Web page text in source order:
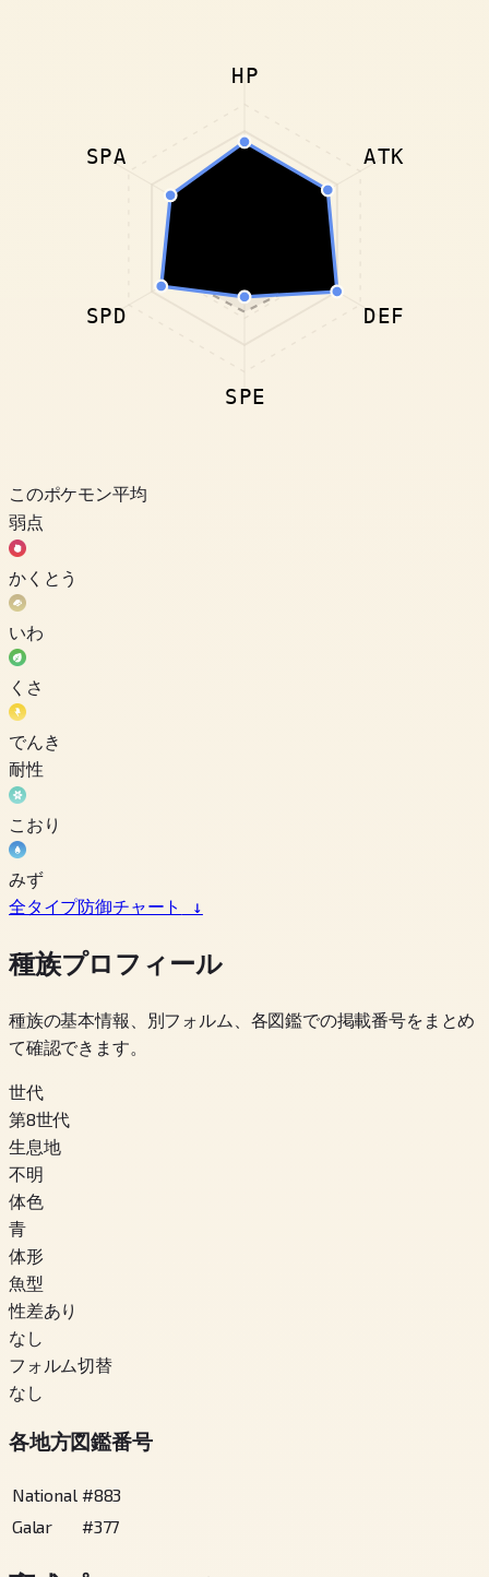
HP
ATK
DEF
SPE
SPD
SPA
このポケモン平均
弱点
かくとう
いわ
くさ
でんき
耐性
こおり
みず
全タイプ防御チャート
↓
種族プロフィール
種族の基本情報、別フォルム、各図鑑での掲載番号をまとめ
て確認できます。
世代
第8世代
生息地
不明
体色
青
体形
魚型
性差あり
なし
フォルム切替
なし
各地方図鑑番号
National #883
Galar
#377